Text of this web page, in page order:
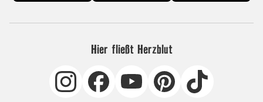
Hier fließt Herzblut